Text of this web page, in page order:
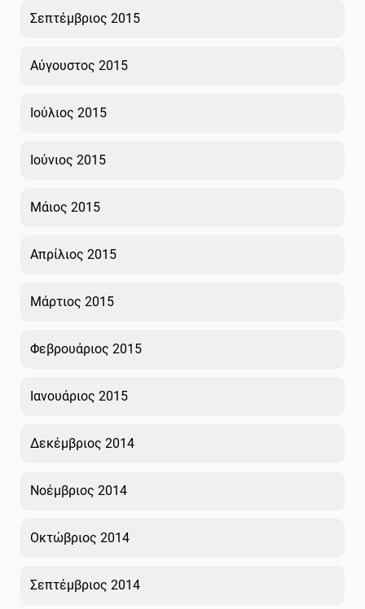
Σεπτέμβριος 2015
Αύγουστος 2015
Ιούλιος 2015
Ιούνιος 2015
Μάιος 2015
Απρίλιος 2015
Μάρτιος 2015
Φεβρουάριος 2015
Ιανουάριος 2015
Δεκέμβριος 2014
Νοέμβριος 2014
Οκτώβριος 2014
Σεπτέμβριος 2014